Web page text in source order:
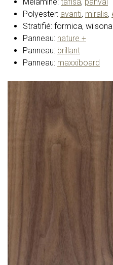
Polyester: avanti, miralis,
Stratifié: formica,
Panneau: nature +
Panneau: brillant
Panneau: maxxiboard